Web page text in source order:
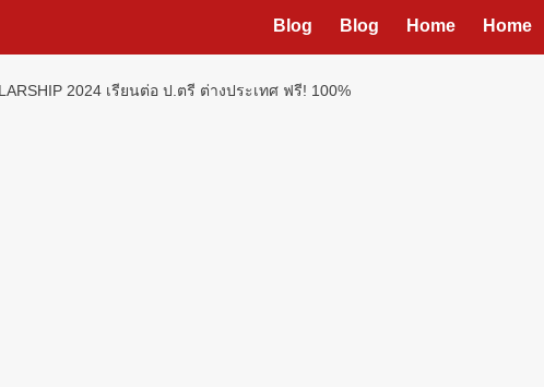
Blog Blog Home Home
2024 เรียนต่อ ป.ตรี ต่างประเทศ ฟรี! 100%